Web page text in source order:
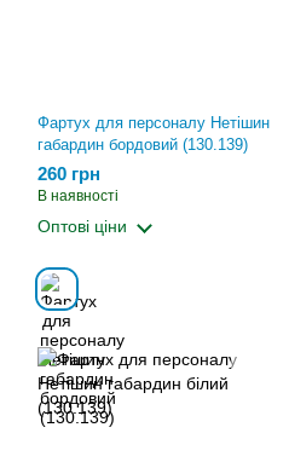
Фартух для персоналу Нетішин
габардин бордовий (130.139)
260 грн
В наявності
Оптові ціни